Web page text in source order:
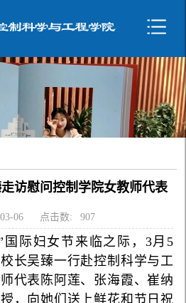
访慰问控制学院女教师代表
06 点击数: 907
国际妇女节来临之际，3月5
长吴臻一行赴控制科学与工
代表陈阿莲、张海霞、崔纳
，向她们送上鲜花和节日祝